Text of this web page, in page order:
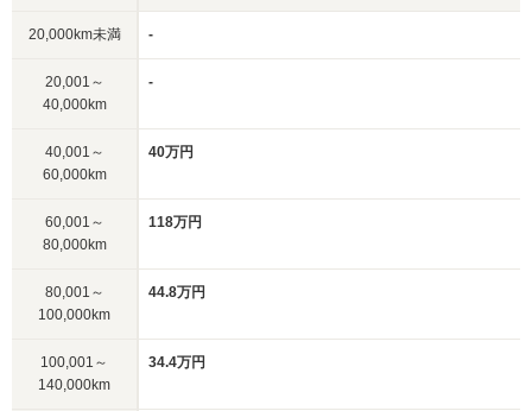
20,000km未満 -
20,001～
40,000km
-
40,001～
60,000km
40万円
60,001～
80,000km
118万円
80,001～
100,000km
44.8万円
100,001～
140,000km
34.4万円